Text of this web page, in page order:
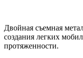
Двойная съемная
создания легких
протяженности.